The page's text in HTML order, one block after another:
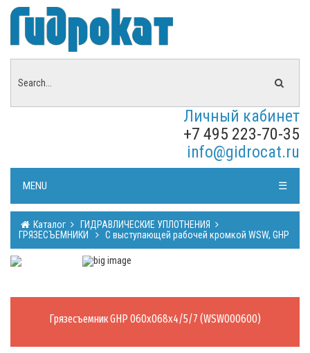
Личный кабинет
+7 495 223-70-35
info@gidrocat.ru
MENU ☰
Каталог
ГИДРАВЛИЧЕСКИЕ УПЛОТНЕНИЯ
ГРЯЗЕСЪЕМНИКИ
С выступающей рабочей кромкой WSW, GHP
Грязесъемник GHP 060х068х4/5/7 (WSW000600)